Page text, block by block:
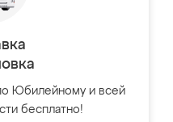
Юбилейному и всей
бесплатно!